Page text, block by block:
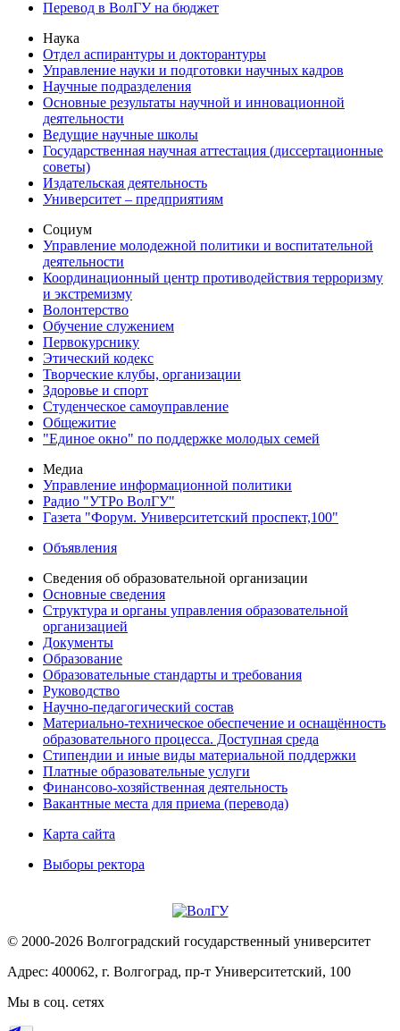
Перевод в ВолГУ на бюджет
Наука
Отдел аспирантуры и докторантуры
Управление науки и подготовки научных кадров
Научные подразделения
Основные результаты научной и инновационной
деятельности
Ведущие научные школы
Государственная научная аттестация (диссертационные
советы)
Издательская деятельность
Университет – предприятиям
Социум
Управление молодежной политики и воспитательной
деятельности
Координационный центр противодействия терроризму
и экстремизму
Волонтерство
Обучение служением
Первокурснику
Этический кодекс
Творческие клубы, организации
Здоровье и спорт
Студенческое самоуправление
Общежитие
"Единое окно" по поддержке молодых семей
Медиа
Управление информационной политики
Радио "УТРо ВолГУ"
Газета "Форум. Университетский проспект,100"
Объявления
Сведения об образовательной организации
Основные сведения
Структура и органы управления образовательной
организацией
Документы
Образование
Образовательные стандарты и требования
Руководство
Научно-педагогический состав
Материально-техническое обеспечение и оснащённость
образовательного процесса. Доступная среда
Стипендии и иные виды материальной поддержки
Платные образовательные услуги
Финансово-хозяйственная деятельность
Вакантные места для приема (перевода)
Карта сайта
Выборы ректора
© 2000-2026 Волгоградский государственный университет
Адрес: 400062, г. Волгоград, пр-т Университетский, 100
Мы в соц. сетях